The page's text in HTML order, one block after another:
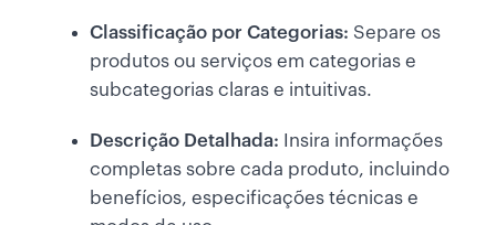
Classificação por Categorias: Separe os
produtos ou serviços em categorias e
subcategorias claras e intuitivas.
Descrição Detalhada: Insira informações
completas sobre cada produto, incluindo
benefícios, especificações técnicas e